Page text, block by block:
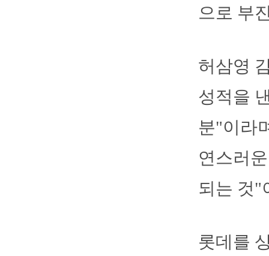
으로 부
허삼영
성적을
분"이라
연스러
되는 것"
롯데를